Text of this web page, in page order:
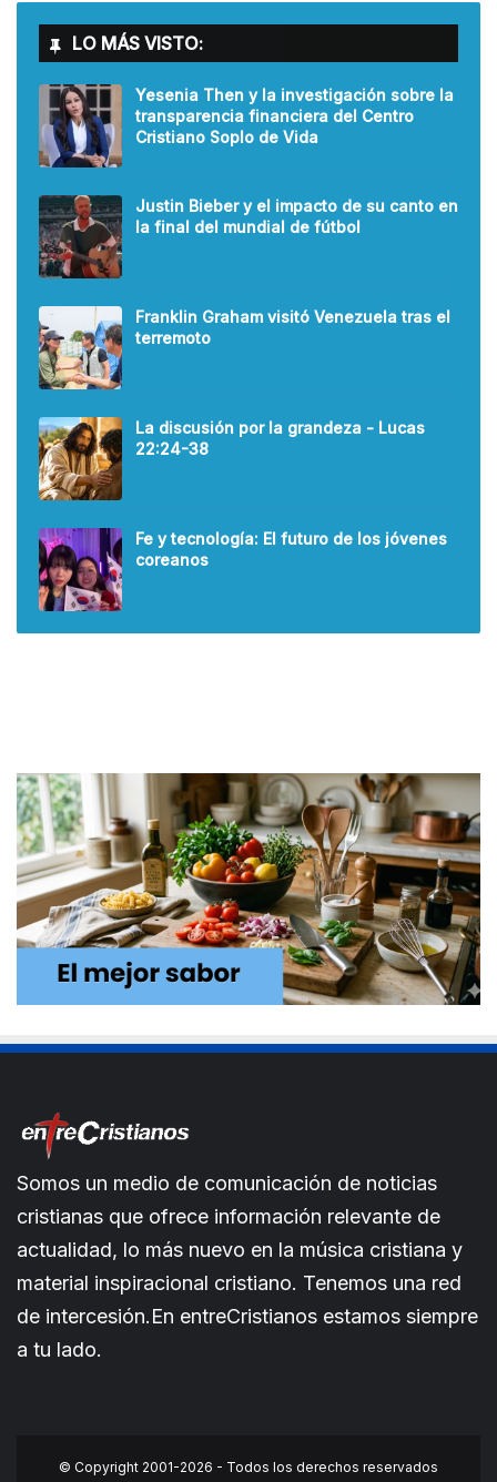
LO MÁS VISTO:
Yesenia Then y la investigación sobre la
transparencia financiera del Centro
Cristiano Soplo de Vida
Justin Bieber y el impacto de su canto en
la final del mundial de fútbol
Franklin Graham visitó Venezuela tras el
terremoto
La discusión por la grandeza - Lucas
22:24-38
Fe y tecnología: El futuro de los jóvenes
coreanos
Somos un medio de comunicación de noticias
cristianas que ofrece información relevante de
actualidad, lo más nuevo en la música cristiana y
material inspiracional cristiano. Tenemos una red
de intercesión.En entreCristianos estamos siempre
a tu lado.
© Copyright 2001-2026 - Todos los derechos reservados